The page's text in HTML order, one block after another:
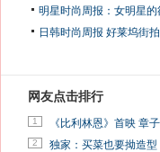
明星时尚周报：女明星的
日韩时尚周报 好莱坞街
网友点击排行
1 《比利林恩》首映 章
2 独家：买菜也要拗造